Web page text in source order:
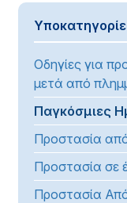
Οδηγίες για
μετά από
Παγκόσμιες
Προστασία
Προστασία σε
Προστασία Από